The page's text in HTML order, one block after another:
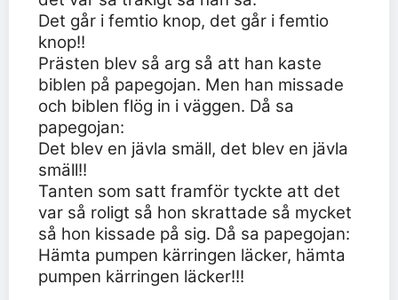
Det går i femtio knop, det går i femtio
knop!!
Prästen blev så arg så att han kaste
biblen på papegojan. Men han missade
och biblen flög in i väggen. Då sa
papegojan:
Det blev en jävla smäll, det blev en jävla
smäll!!
Tanten som satt framför tyckte att det
var så roligt så hon skrattade så mycket
så hon kissade på sig. Då sa papegojan:
Hämta pumpen kärringen läcker, hämta
pumpen kärringen läcker!!!